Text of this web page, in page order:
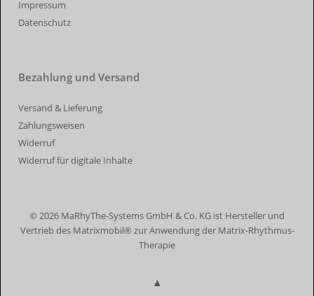
Impressum
Datenschutz
Bezahlung und Versand
Versand & Lieferung
Zahlungsweisen
Widerruf
Widerruf für digitale Inhalte
© 2026 MaRhyThe-Systems GmbH & Co. KG ist Hersteller und
Vertrieb des Matrixmobil® zur Anwendung der Matrix-Rhythmus-
Therapie